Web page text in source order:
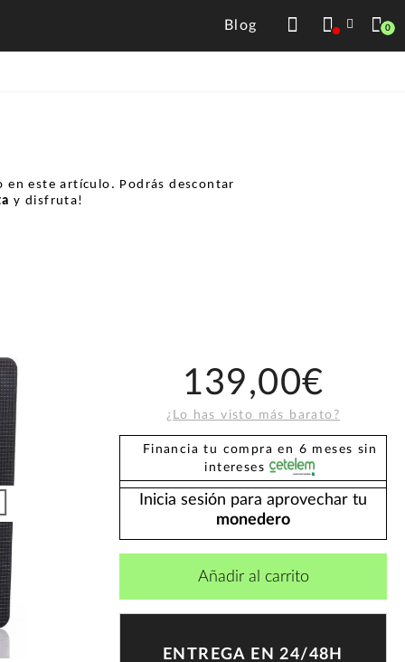
Blog 0
en este artículo. Podrás descontar
y disfruta!
139,00€
¿Lo has visto más barato?
Financia tu compra en 6 meses sin
intereses
Inicia sesión para aprovechar tu
monedero
Añadir al carrito
ENTREGA EN 24/48H